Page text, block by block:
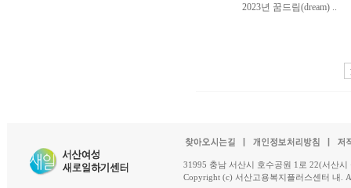
2023년 꿈드림(dream) ..
31995 충남 서산시 호수공원 1로 22(서산
Copyright (c) 서산고용복지플러스센터 내.